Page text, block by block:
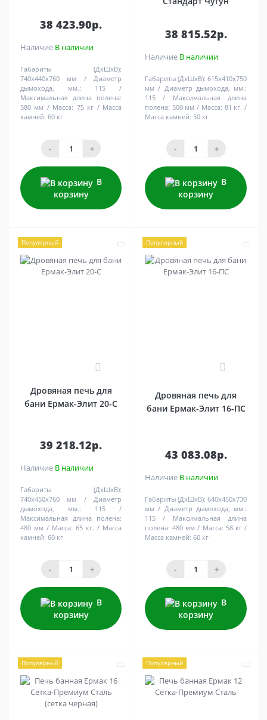
38 423.90р.
Наличие В наличии
Габариты (ДхШхВ):
740х440х760 мм
Диаметр
дымохода, мм.:
115
Максимальная длина полена:
580 мм
Масса: 75 кг
Масса
камней: 60 кг
- +
В
корзину
38 815.52р.
Наличие В наличии
Габариты (ДхШхВ): 615х410х750
мм
Диаметр дымохода, мм.:
115
Максимальная длина
полена: 500 мм Масса: 81 кг.
Масса камней: 50 кг
- +
В
корзину
Популярный
Дровяная печь для
бани Ермак-Элит 20-C
39 218.12р.
Наличие В наличии
Габариты (ДхШхВ):
740х450х760 мм
Диаметр
дымохода, мм.:
115
Максимальная длина полена:
480 мм
Масса: 65 кг.
Масса
камней: 60 кг
- +
В
корзину
Популярный
Дровяная печь для
бани Ермак-Элит 16-ПC
43 083.08р.
Наличие В наличии
Габариты (ДхШхВ): 640х450х730
мм
Диаметр дымохода, мм.:
115
Максимальная длина
полена: 480 мм Масса: 58 кг
Масса камней: 60 кг
- +
В
корзину
Популярный Популярный